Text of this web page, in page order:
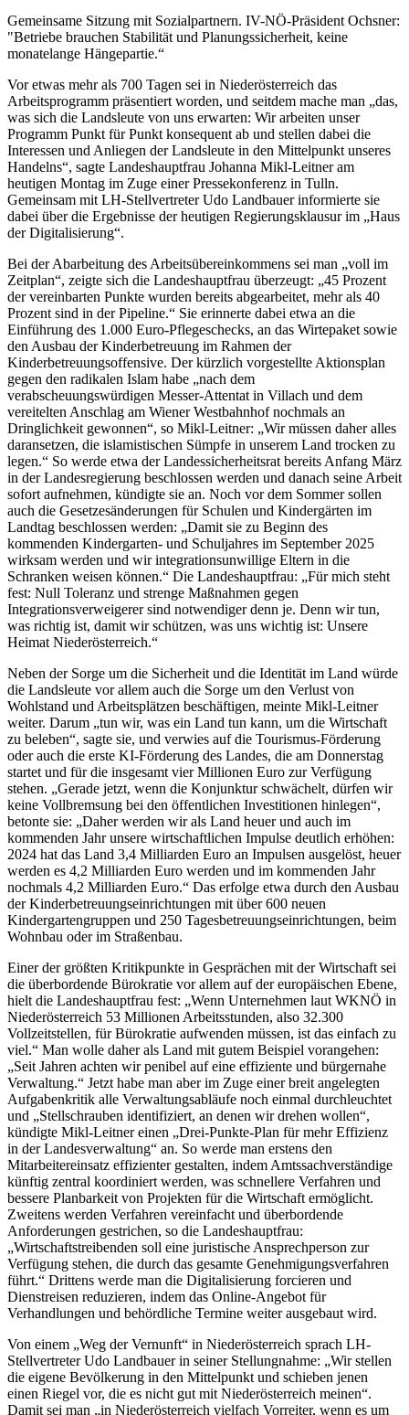
Gemeinsame Sitzung mit Sozialpartnern. IV-NÖ-Präsident Ochsner:
"Betriebe brauchen Stabilität und Planungssicherheit, keine
monatelange Hängepartie.“
Vor etwas mehr als 700 Tagen sei in Niederösterreich das
Arbeitsprogramm präsentiert worden, und seitdem mache man „das,
was sich die Landsleute von uns erwarten: Wir arbeiten unser
Programm Punkt für Punkt konsequent ab und stellen dabei die
Interessen und Anliegen der Landsleute in den Mittelpunkt unseres
Handelns“, sagte Landeshauptfrau Johanna Mikl-Leitner am
heutigen Montag im Zuge einer Pressekonferenz in Tulln.
Gemeinsam mit LH-Stellvertreter Udo Landbauer informierte sie
dabei über die Ergebnisse der heutigen Regierungsklausur im „Haus
der Digitalisierung“.
Bei der Abarbeitung des Arbeitsübereinkommens sei man „voll im
Zeitplan“, zeigte sich die Landeshauptfrau überzeugt: „45 Prozent
der vereinbarten Punkte wurden bereits abgearbeitet, mehr als 40
Prozent sind in der Pipeline.“ Sie erinnerte dabei etwa an die
Einführung des 1.000 Euro-Pflegeschecks, an das Wirtepaket sowie
den Ausbau der Kinderbetreuung im Rahmen der
Kinderbetreuungsoffensive. Der kürzlich vorgestellte Aktionsplan
gegen den radikalen Islam habe „nach dem
verabscheuungswürdigen Messer-Attentat in Villach und dem
vereitelten Anschlag am Wiener Westbahnhof nochmals an
Dringlichkeit gewonnen“, so Mikl-Leitner: „Wir müssen daher alles
daransetzen, die islamistischen Sümpfe in unserem Land trocken zu
legen.“ So werde etwa der Landessicherheitsrat bereits Anfang März
in der Landesregierung beschlossen werden und danach seine Arbeit
sofort aufnehmen, kündigte sie an. Noch vor dem Sommer sollen
auch die Gesetzesänderungen für Schulen und Kindergärten im
Landtag beschlossen werden: „Damit sie zu Beginn des
kommenden Kindergarten- und Schuljahres im September 2025
wirksam werden und wir integrationsunwillige Eltern in die
Schranken weisen können.“ Die Landeshauptfrau: „Für mich steht
fest: Null Toleranz und strenge Maßnahmen gegen
Integrationsverweigerer sind notwendiger denn je. Denn wir tun,
was richtig ist, damit wir schützen, was uns wichtig ist: Unsere
Heimat Niederösterreich.“
Neben der Sorge um die Sicherheit und die Identität im Land würde
die Landsleute vor allem auch die Sorge um den Verlust von
Wohlstand und Arbeitsplätzen beschäftigen, meinte Mikl-Leitner
weiter. Darum „tun wir, was ein Land tun kann, um die Wirtschaft
zu beleben“, sagte sie, und verwies auf die Tourismus-Förderung
oder auch die erste KI-Förderung des Landes, die am Donnerstag
startet und für die insgesamt vier Millionen Euro zur Verfügung
stehen. „Gerade jetzt, wenn die Konjunktur schwächelt, dürfen wir
keine Vollbremsung bei den öffentlichen Investitionen hinlegen“,
betonte sie: „Daher werden wir als Land heuer und auch im
kommenden Jahr unsere wirtschaftlichen Impulse deutlich erhöhen:
2024 hat das Land 3,4 Milliarden Euro an Impulsen ausgelöst, heuer
werden es 4,2 Milliarden Euro werden und im kommenden Jahr
nochmals 4,2 Milliarden Euro.“ Das erfolge etwa durch den Ausbau
der Kinderbetreuungseinrichtungen mit über 600 neuen
Kindergartengruppen und 250 Tagesbetreuungseinrichtungen, beim
Wohnbau oder im Straßenbau.
Einer der größten Kritikpunkte in Gesprächen mit der Wirtschaft sei
die überbordende Bürokratie vor allem auf der europäischen Ebene,
hielt die Landeshauptfrau fest: „Wenn Unternehmen laut WKNÖ in
Niederösterreich 53 Millionen Arbeitsstunden, also 32.300
Vollzeitstellen, für Bürokratie aufwenden müssen, ist das einfach zu
viel.“ Man wolle daher als Land mit gutem Beispiel vorangehen:
„Seit Jahren achten wir penibel auf eine effiziente und bürgernahe
Verwaltung.“ Jetzt habe man aber im Zuge einer breit angelegten
Aufgabenkritik alle Verwaltungsabläufe noch einmal durchleuchtet
und „Stellschrauben identifiziert, an denen wir drehen wollen“,
kündigte Mikl-Leitner einen „Drei-Punkte-Plan für mehr Effizienz
in der Landesverwaltung“ an. So werde man erstens den
Mitarbeitereinsatz effizienter gestalten, indem Amtssachverständige
künftig zentral koordiniert werden, was schnellere Verfahren und
bessere Planbarkeit von Projekten für die Wirtschaft ermöglicht.
Zweitens werden Verfahren vereinfacht und überbordende
Anforderungen gestrichen, so die Landeshauptfrau:
„Wirtschaftstreibenden soll eine juristische Ansprechperson zur
Verfügung stehen, die durch das gesamte Genehmigungsverfahren
führt.“ Drittens werde man die Digitalisierung forcieren und
Dienstreisen reduzieren, indem das Online-Angebot für
Verhandlungen und behördliche Termine weiter ausgebaut wird.
Von einem „Weg der Vernunft“ in Niederösterreich sprach LH-
Stellvertreter Udo Landbauer in seiner Stellungnahme: „Wir stellen
die eigene Bevölkerung in den Mittelpunkt und schieben jenen
einen Riegel vor, die es nicht gut mit Niederösterreich meinen“.
Damit sei man „in Niederösterreich vielfach Vorreiter, wenn es um